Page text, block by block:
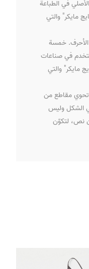
في الطباعة
مايكر" والتي
خمسة
في صناعات
مايكر" والتي
تحوي مقاطع من
الشكل وليس
نص، لتكوّن